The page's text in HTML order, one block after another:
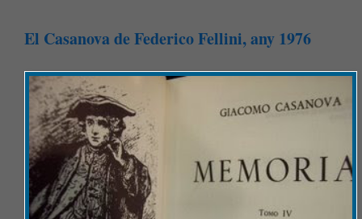
El Casanova de Federico Fellini, any 1976